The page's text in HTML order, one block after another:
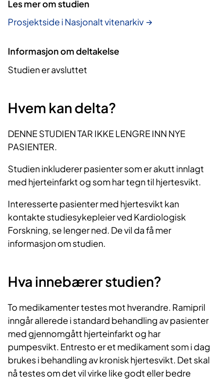
Les mer om studien
Prosjektside i Nasjonalt vitenarkiv
Informasjon om deltakelse
Studien er avsluttet
Hvem kan delta?
DENNE STUDIEN TAR IKKE LENGRE INN NYE
PASIENTER.
Studien inkluderer pasienter som er akutt innlagt
med hjerteinfarkt og som har tegn til hjertesvikt.
Interesserte pasienter med hjertesvikt kan
kontakte studiesykepleier ved Kardiologisk
Forskning, se lenger ned. De vil da få mer
informasjon om studien.
Hva innebærer studien?
To medikamenter testes mot hverandre. Ramipril
inngår allerede i standard behandling av pasienter
med gjennomgått hjerteinfarkt og har
pumpesvikt. Entresto er et medikament som i dag
brukes i behandling av kronisk hjertesvikt. Det skal
nå testes om det vil virke like godt eller bedre